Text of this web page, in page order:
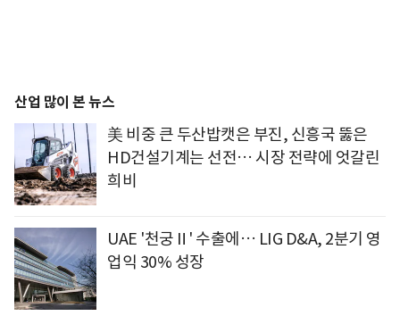
산업 많이 본 뉴스
美 비중 큰 두산밥캣은 부진, 신흥국 뚫은
HD건설기계는 선전… 시장 전략에 엇갈린
희비
UAE '천궁Ⅱ' 수출에… LIG D&A, 2분기 영
업익 30% 성장